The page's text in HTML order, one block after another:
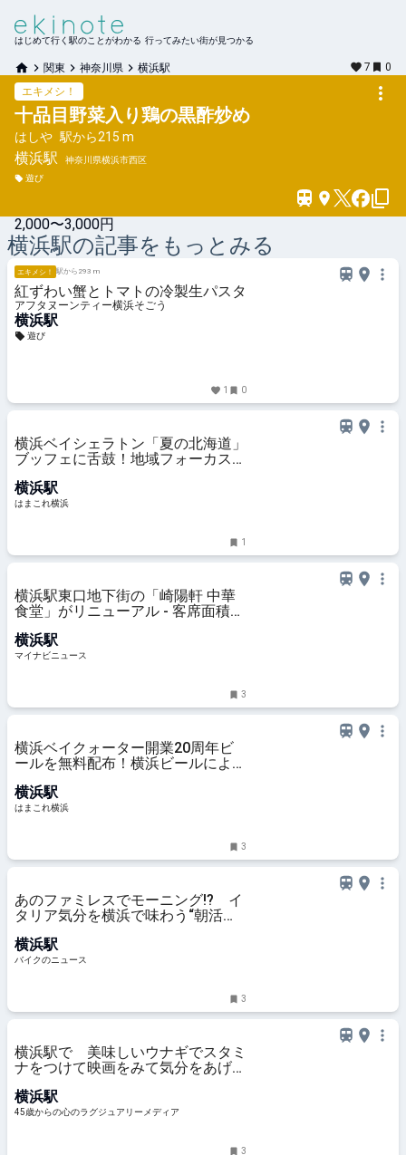
はじめて行く駅のことがわかる 行ってみたい街が見つかる
関東 神奈川県 横浜駅 7
0
エキメシ！
十品目野菜入り鶏の黒酢炒め
はしや 駅から215 m
横浜駅
神奈川県横浜市西区
遊び
2,000〜3,000円
横浜駅の記事をもっとみる
エキメシ！ 駅から293 m
紅ずわい蟹とトマトの冷製生パスタ
アフタヌーンティー横浜そごう
横浜駅
遊び
1 0
横浜ベイシェラトン「夏の北海道」
ブッフェに舌鼓！地域フォーカスで
ープ | はまこれ横浜
横浜駅
はまこれ横浜
1
横浜駅東口地下街の「崎陽軒 中華
食堂」がリニューアル - 客席面積を
定食」も
横浜駅
マイナビニュース
3
横浜ベイクォーター開業20周年ビ
ールを無料配布！横浜ビールによる
はまこれ横浜
横浜駅
はまこれ横浜
3
あのファミレスでモーニング!? イ
タリア気分を横浜で味わう“朝活ラ
横浜駅
バイクのニュース
3
横浜駅で 美味しいウナギでスタミ
ナをつけて映画をみて気分をあげ
横浜駅
45歳からの心のラグジュアリーメディア
3